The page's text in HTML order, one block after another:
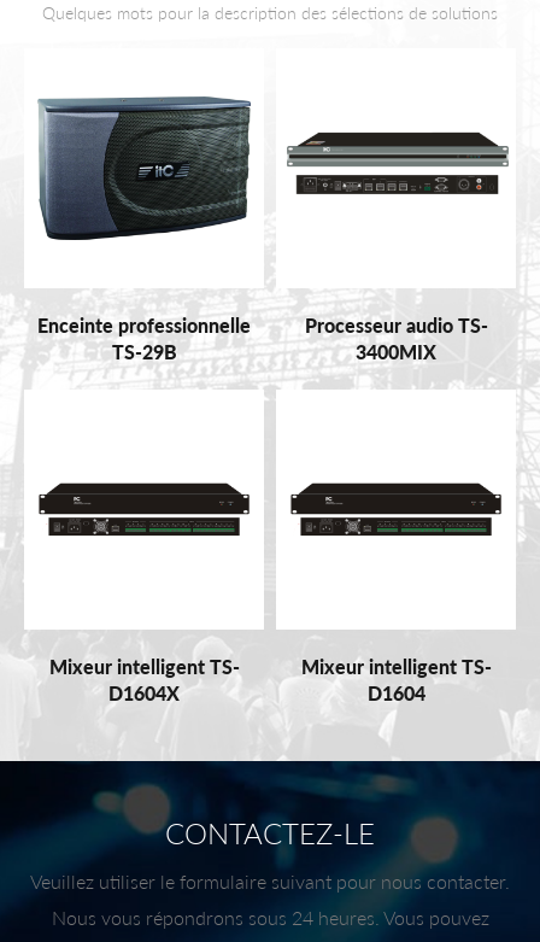
Quelques mots pour la description des sélections de solutions
Enceinte professionnelle
TS-29B
Processeur audio TS-
3400MIX
Mixeur intelligent TS-
D1604X
Mixeur intelligent TS-
D1604
CONTACTEZ-LE
Veuillez utiliser le formulaire suivant pour nous contacter.
Nous vous répondrons sous 24 heures. Vous pouvez